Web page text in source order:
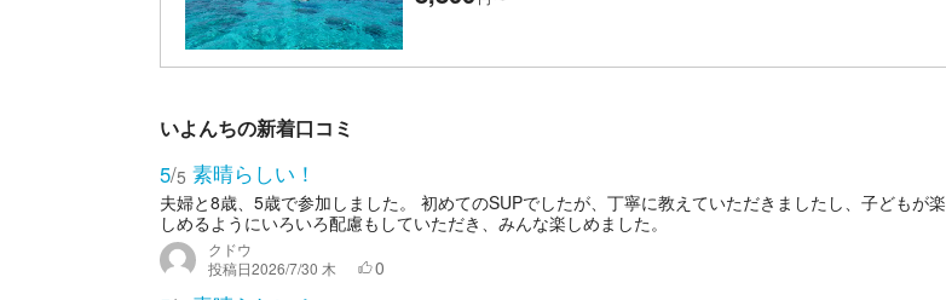
いよんちの新着口コミ
5/5 素晴らしい！
夫婦と8歳、5歳で参加しました。 初めてのSUPでしたが、丁寧に教えていただきましたし、子どもが楽
しめるようにいろいろ配慮もしていただき、みんな楽しめました。
クドウ
投稿日2026/7/30 木 0